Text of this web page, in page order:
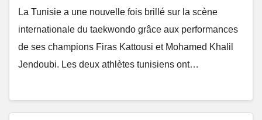
La Tunisie a une nouvelle fois brillé sur la scène
internationale du taekwondo grâce aux performances
de ses champions Firas Kattousi et Mohamed Khalil
Jendoubi. Les deux athlètes tunisiens ont…